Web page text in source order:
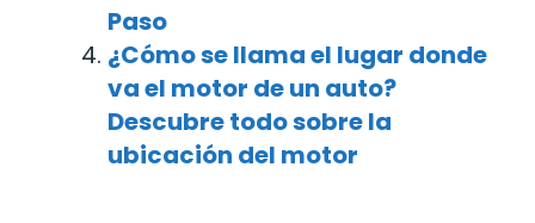
Paso
¿Cómo se llama el lugar donde
va el motor de un auto?
Descubre todo sobre la
ubicación del motor